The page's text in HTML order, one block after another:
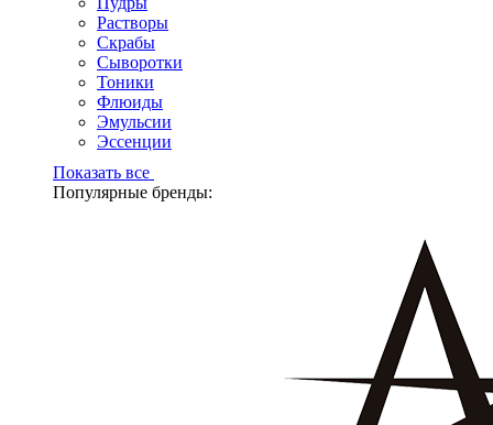
Растворы
Скрабы
Сыворотки
Тоники
Флюиды
Эмульсии
Эссенции
Показать все
Популярные бренды: